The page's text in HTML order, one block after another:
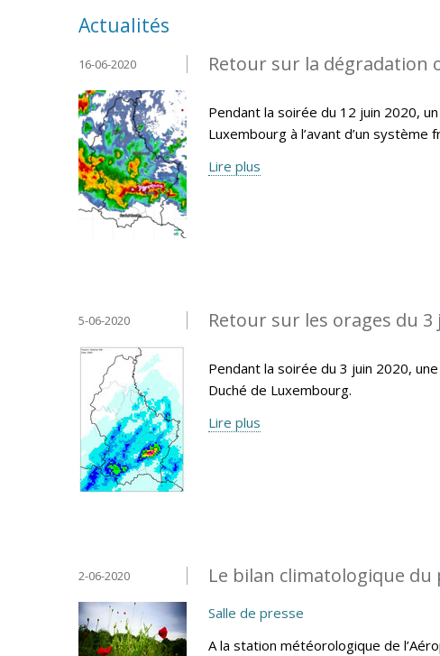
Actualités
Retour sur la dégradation
16-06-2020
Pendant la soirée du 12 juin 2020,
Luxembourg à l’avant d’un
Lire plus
Retour sur les orages du 3
5-06-2020
Pendant la soirée du 3 juin 2020,
Duché de Luxembourg.
Lire plus
Le bilan climatologique
2-06-2020
Salle de presse
A la station météorologique de